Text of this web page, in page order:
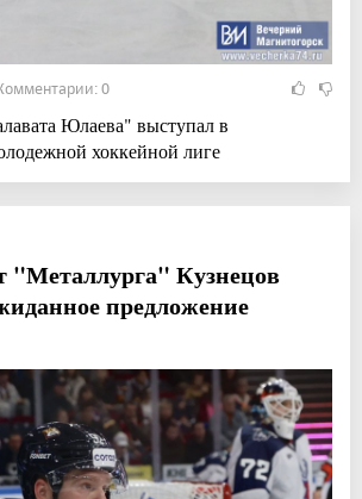
0
Юлаева" выступал в
хоккейной лиге
"Металлурга" Кузнецов
предложение